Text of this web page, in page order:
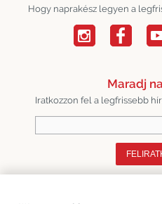
Hogy naprakész legyen a
Maradj
Iratkozzon fel a legfrissebb